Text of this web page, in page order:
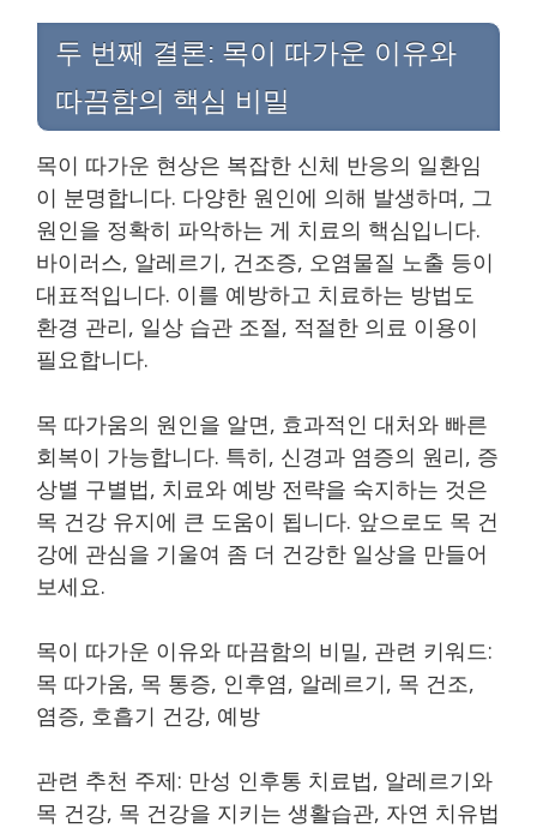
두 번째 결론: 목이 따가운 이유와
따끔함의 핵심 비밀
목이 따가운 현상은 복잡한 신체 반응의 일환임
이 분명합니다. 다양한 원인에 의해 발생하며, 그
원인을 정확히 파악하는 게 치료의 핵심입니다.
바이러스, 알레르기, 건조증, 오염물질 노출 등이
대표적입니다. 이를 예방하고 치료하는 방법도
환경 관리, 일상 습관 조절, 적절한 의료 이용이
필요합니다.
목 따가움의 원인을 알면, 효과적인 대처와 빠른
회복이 가능합니다. 특히, 신경과 염증의 원리, 증
상별 구별법, 치료와 예방 전략을 숙지하는 것은
목 건강 유지에 큰 도움이 됩니다. 앞으로도 목 건
강에 관심을 기울여 좀 더 건강한 일상을 만들어
보세요.
목이 따가운 이유와 따끔함의 비밀, 관련 키워드:
목 따가움, 목 통증, 인후염, 알레르기, 목 건조,
염증, 호흡기 건강, 예방
관련 추천 주제: 만성 인후통 치료법, 알레르기와
목 건강, 목 건강을 지키는 생활습관, 자연 치유법